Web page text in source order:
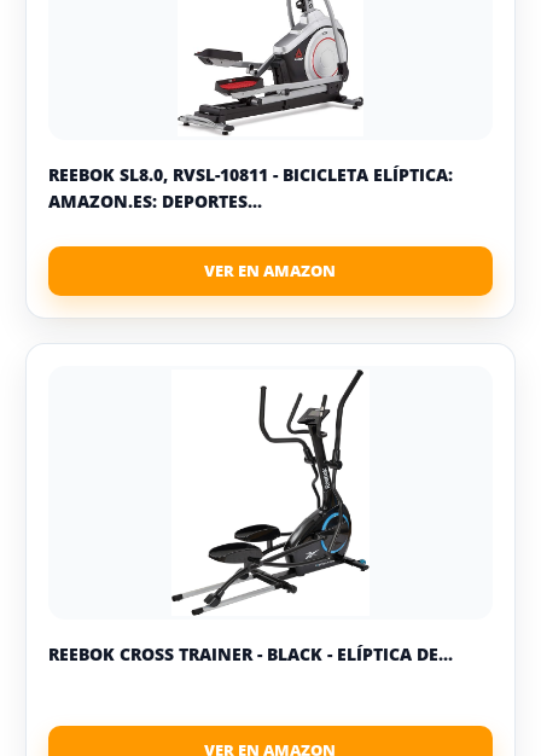
REEBOK SL8.0, RVSL-10811 - BICICLETA ELÍPTICA:
AMAZON.ES: DEPORTES...
REEBOK CROSS TRAINER - BLACK - ELÍPTICA DE...